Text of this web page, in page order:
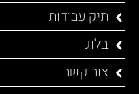
תיק עבודות
בלוג
צור קשר